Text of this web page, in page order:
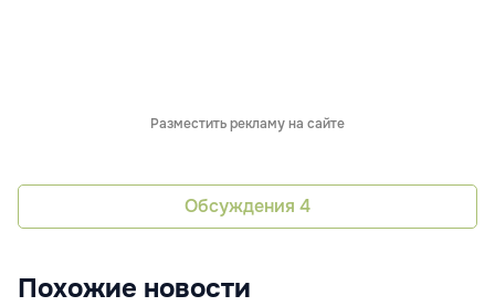
Разместить рекламу на сайте
Обсуждения 4
Похожие новости